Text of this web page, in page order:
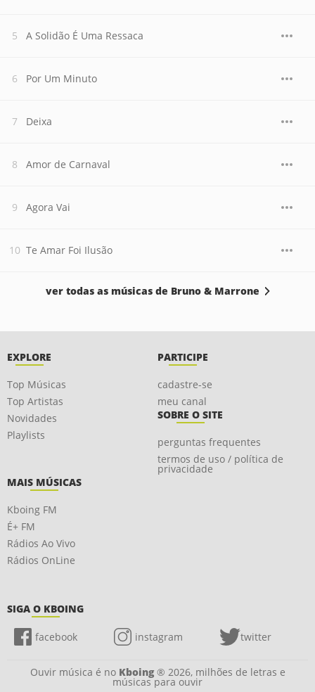
A Solidão É Uma Ressaca
Por Um Minuto
Deixa
Amor de Carnaval
Agora Vai
Te Amar Foi Ilusão
ver todas as músicas de Bruno & Marrone
EXPLORE
Top Músicas
Top Artistas
Novidades
Playlists
PARTICIPE
cadastre-se
meu canal
SOBRE O SITE
perguntas frequentes
termos de uso / política de
privacidade
MAIS MÚSICAS
Kboing FM
É+ FM
Rádios Ao Vivo
Rádios OnLine
SIGA O KBOING
facebook instagram twitter
Ouvir música é no Kboing® 2026, milhões de letras e
músicas para ouvir